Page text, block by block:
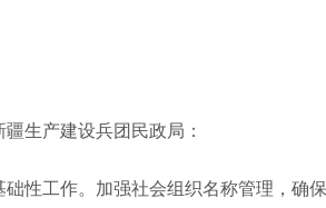
生产建设兵团民政局：
性工作。加强社会组织名称管理，确